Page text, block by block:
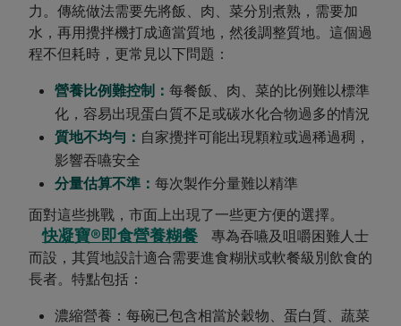
力。傳統做法需要先將飯、肉、菜分別煮熟，需要加
水，再用攪拌機打成適當質地，然後調整質地。這個過
程不但耗時，更常見以下問題：
營養比例難控制： 每餐飯、肉、菜的比例難以標準
化，容易出現蛋白質不足或碳水化合物過多的情況
質地不均勻： 自家攪拌可能出現顆粒或過稀過稠，
影響吞嚥安全
分量估算不準： 每次製作分量難以精準
面對這些挑戰，市面上出現了一些更方便的選擇。
快凝寶®即食營養糊餐
專為吞嚥及咀嚼困難人士
而設，其質地設計適合需要進食糊狀或軟餐級別飲食的
長者。特點包括：
濃縮營養：每碗已包含相當於穀物、蛋白質、蔬菜